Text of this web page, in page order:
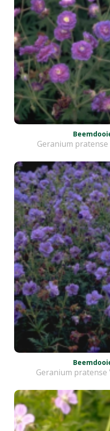
Geranium
Geranium pratense